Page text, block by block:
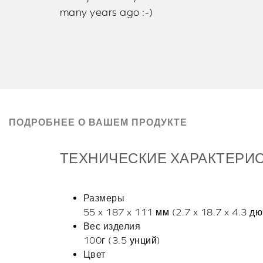
many years ago :-)
ПОДРОБНЕЕ О ВАШЕМ ПРОДУКТЕ
ТЕХНИЧЕСКИЕ
Размеры
55 x 187 x 111 мм (2.7 x 18.7 x 4.3
Вес изделия
100г (3.5 унций)
Цвет